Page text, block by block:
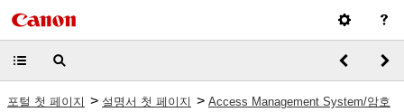
포털 첫 페이지 > 설명서 첫 페이지 > Access Management System/암호